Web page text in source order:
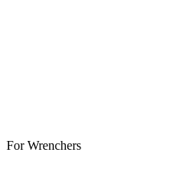
For Wrenchers